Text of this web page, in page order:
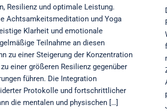
Resilienz und optimale Leistung.
Achtsamkeitsmeditation und Yoga
Klarheit und emotionale
Teilnahme an diesen
zu einer Steigerung der Konzentration
einer größeren Resilienz gegenüber
führen. Die Integration
Protokolle und fortschrittlicher
die mentalen und physischen […]